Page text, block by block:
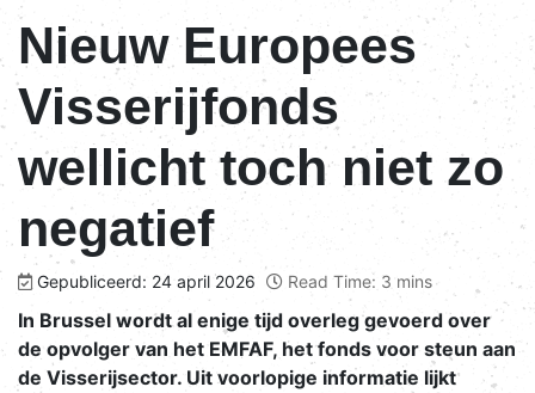
Nieuw Europees
Visserijfonds
wellicht toch niet zo
negatief
Gepubliceerd: 24 april 2026 Read Time: 3 mins
In Brussel wordt al enige tijd overleg gevoerd over
de opvolger van het EMFAF, het fonds voor steun aan
de Visserijsector. Uit voorlopige informatie lijkt